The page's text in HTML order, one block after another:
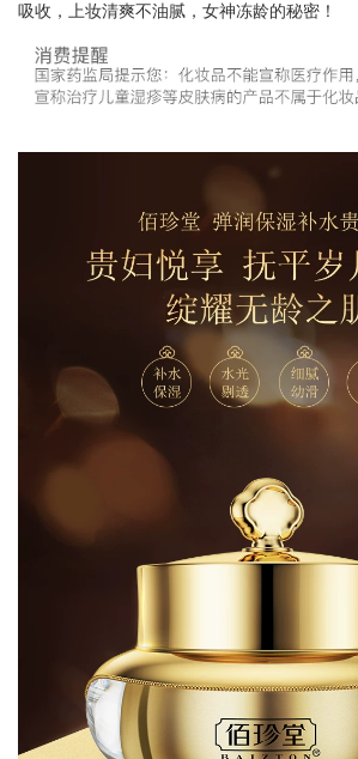
吸收，上妆清爽不油腻，女神冻龄的秘密！